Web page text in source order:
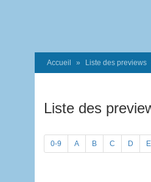
Accueil Liste des previews
Liste des
0-9 A B C D E